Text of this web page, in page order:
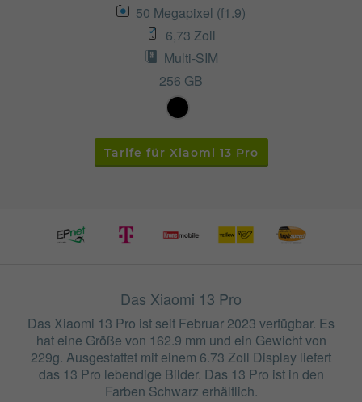
50 Megapixel (f1.9)
6,73 Zoll
Multi-SIM
256 GB
Tarife für Xiaomi 13 Pro
Das Xiaomi 13 Pro
Das Xiaomi 13 Pro ist seit Februar 2023 verfügbar. Es
hat eine Größe von 162.9 mm und ein Gewicht von
229g. Ausgestattet mit einem 6.73 Zoll Display liefert
das 13 Pro lebendige Bilder. Das 13 Pro ist in den
Farben Schwarz erhältlich.